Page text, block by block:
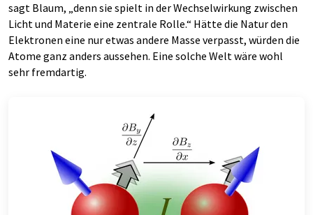
sagt Blaum, „denn sie spielt in der Wechselwirkung zwischen
Licht und Materie eine zentrale Rolle.“ Hätte die Natur den
Elektronen eine nur etwas andere Masse verpasst, würden die
Atome ganz anders aussehen. Eine solche Welt wäre wohl
sehr fremdartig.